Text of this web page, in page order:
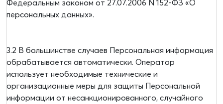
Федеральным законом от 27.07.2006 N 152-ФЗ «О
персональных данных».
3.2 В большинстве случаев Персональная информация
обрабатывается автоматически. Оператор
использует необходимые технические и
организационные меры для защиты Персональной
информации от несанкционированного, случайного